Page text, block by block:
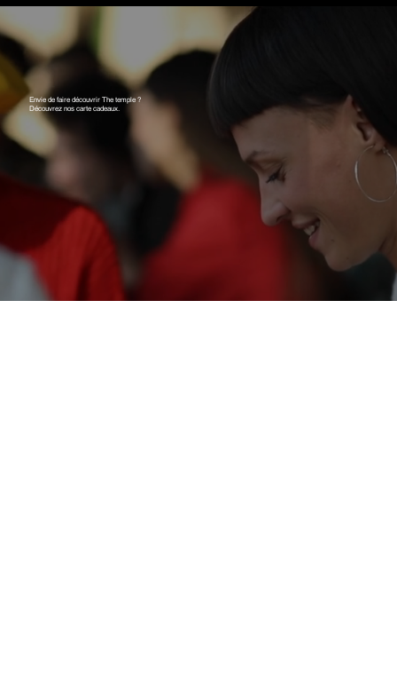
Envie de faire découvrir The temple ?
Découvrez nos carte cadeaux.